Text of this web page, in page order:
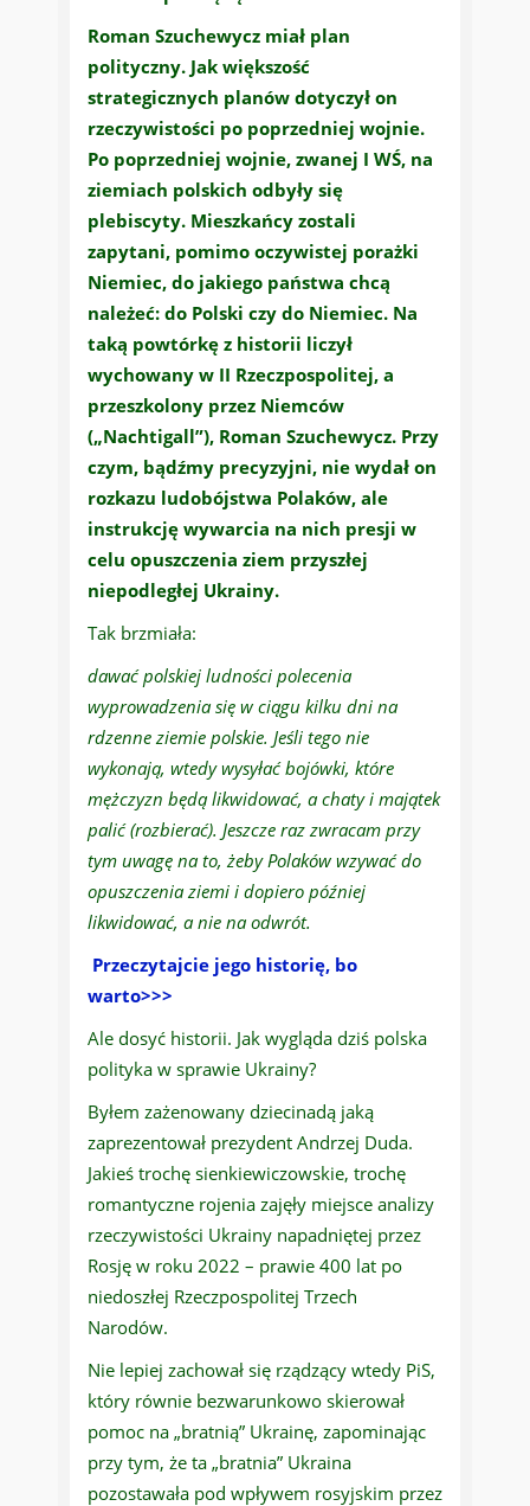
Roman Szuchewycz miał plan
polityczny. Jak większość
strategicznych planów dotyczył on
rzeczywistości po poprzedniej wojnie.
Po poprzedniej wojnie, zwanej I WŚ, na
ziemiach polskich odbyły się
plebiscyty. Mieszkańcy zostali
zapytani, pomimo oczywistej porażki
Niemiec, do jakiego państwa chcą
należeć: do Polski czy do Niemiec. Na
taką powtórkę z historii liczył
wychowany w II Rzeczpospolitej, a
przeszkolony przez Niemców
(„Nachtigall”), Roman Szuchewycz. Przy
czym, bądźmy precyzyjni, nie wydał on
rozkazu ludobójstwa Polaków, ale
instrukcję wywarcia na nich presji w
celu opuszczenia ziem przyszłej
niepodległej Ukrainy.
Tak brzmiała:
dawać polskiej ludności polecenia
wyprowadzenia się w ciągu kilku dni na
rdzenne ziemie polskie. Jeśli tego nie
wykonają, wtedy wysyłać bojówki, które
mężczyzn będą likwidować, a chaty i majątek
palić (rozbierać). Jeszcze raz zwracam przy
tym uwagę na to, żeby Polaków wzywać do
opuszczenia ziemi i dopiero później
likwidować, a nie na odwrót.
Przeczytajcie jego historię, bo
warto>>>
Ale dosyć historii. Jak wygląda dziś polska
polityka w sprawie Ukrainy?
Byłem zażenowany dziecinadą jaką
zaprezentował prezydent Andrzej Duda.
Jakieś trochę sienkiewiczowskie, trochę
romantyczne rojenia zajęły miejsce analizy
rzeczywistości Ukrainy napadniętej przez
Rosję w roku 2022 – prawie 400 lat po
niedoszłej Rzeczpospolitej Trzech
Narodów.
Nie lepiej zachował się rządzący wtedy PiS,
który równie bezwarunkowo skierował
pomoc na „bratnią” Ukrainę, zapominając
przy tym, że ta „bratnia” Ukraina
pozostawała pod wpływem rosyjskim przez